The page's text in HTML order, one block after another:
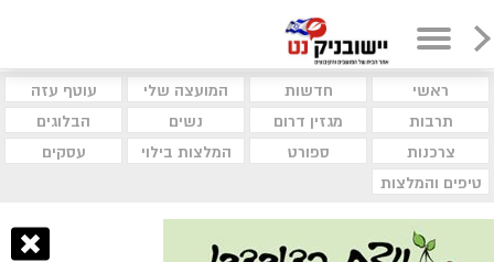
ראשי חדשות המועצה שלי
עוטף עזה
תרבות
מגזין דרום נשים
הבלוגים
צרכנות
ספורט המלצות בילוי
עסקים
טיפים והמלצות